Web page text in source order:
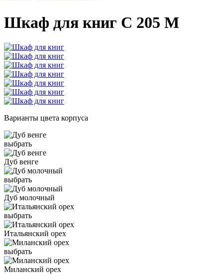
Шкаф для книг С 205 М
Варианты цвета корпуса
выбрать
Дуб венге
выбрать
Дуб молочный
выбрать
Итальянский орех
выбрать
Миланский орех